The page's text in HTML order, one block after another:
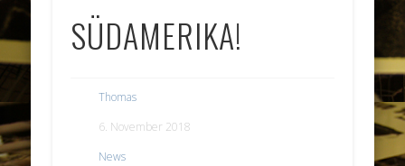
SÜDAMERIKA!
Thomas
6. November 2018
News